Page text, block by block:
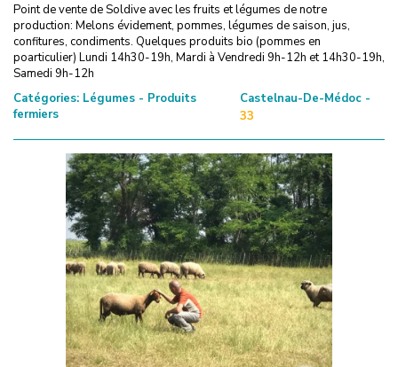
Point de vente de Soldive avec les fruits et légumes de notre
production: Melons évidement, pommes, légumes de saison, jus,
confitures, condiments. Quelques produits bio (pommes en
poarticulier) Lundi 14h30-19h, Mardi à Vendredi 9h-12h et 14h30-19h,
Samedi 9h-12h
Catégories: Légumes - Produits
fermiers
Castelnau-De-Médoc -
33